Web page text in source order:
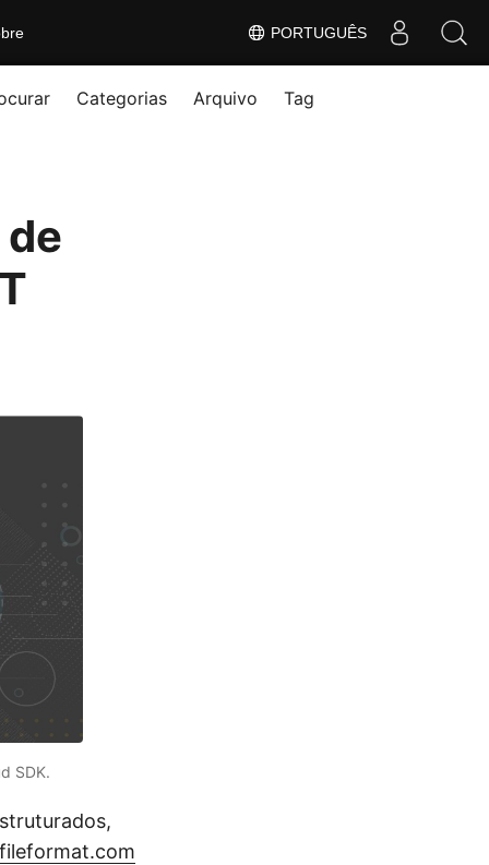
PORTUGUÊS
Categorias Arquivo Tag
SDK.